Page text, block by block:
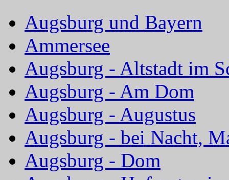
Augsburg und Bayern
Ammersee
Augsburg - Altstadt im
Augsburg - Am Dom
Augsburg - Augustus
Augsburg - bei Nacht,
Augsburg - Dom